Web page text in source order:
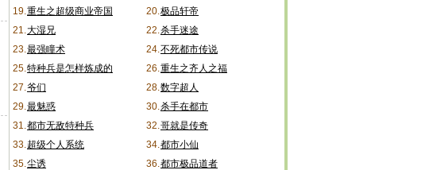
19.重生之超级商业帝国 20.极品轩帝
21.大湿兄 22.杀手迷途
23.最强瞳术 24.不死都市传说
25.特种兵是怎样炼成的 26.重生之齐人之福
27.爷们 28.数字超人
29.最魅惑 30.杀手在都市
31.都市无敌特种兵 32.哥就是传奇
33.超级个人系统 34.都市小仙
35.尘诱 36.都市极品道者